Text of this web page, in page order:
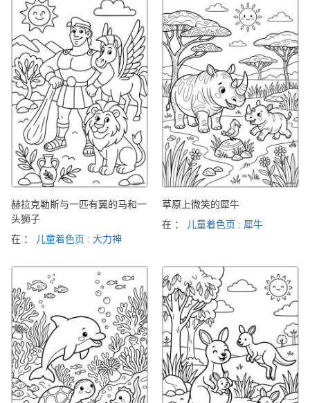
赫拉克勒斯与一匹有翼的马和一
头狮子
在 ：
儿童着色页 : 大力神
草原上微笑的犀牛
在 ：
儿童着色页 : 犀牛